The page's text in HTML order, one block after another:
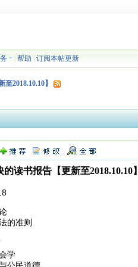
|帮助 |订阅本帖更新
2018.10.10】
的读书报告【更新至2018.10.10】
的准则
学
公民道德